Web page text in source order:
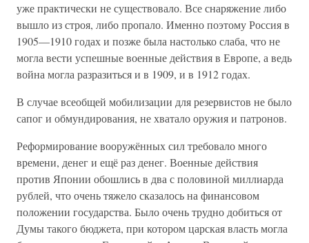
уже практически не существовало. Все снаряжение либо
вышло из строя, либо пропало. Именно поэтому Россия в
1905—1910 годах и позже была настолько слаба, что не
могла вести успешные военные действия в Европе, а ведь
война могла разразиться и в 1909, и в 1912 годах.
В случае всеобщей мобилизации для резервистов не было
сапог и обмундирования, не хватало оружия и патронов.
Реформирование вооружённых сил требовало много
времени, денег и ещё раз денег. Военные действия
против Японии обошлись в два с половиной миллиарда
рублей, что очень тяжело сказалось на финансовом
положении государства. Было очень трудно добиться от
Думы такого бюджета, при котором царская власть могла